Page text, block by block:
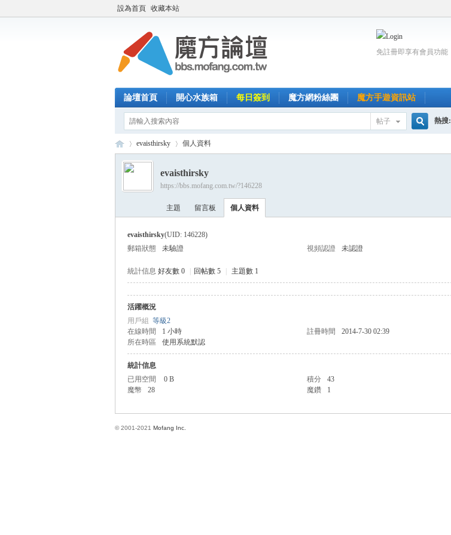
設為首頁 收藏本站
免註冊即享有會員功能
論壇首頁 開心水族箱 每日簽到 魔方網粉絲團 魔方手遊資訊站
帖子 熱搜:
›
evaisthirsky 個人資料
evaisthirsky
https://bbs.mofang.com.tw/?146228
主題 留言板 個人資料
evaisthirsky(UID: 146228)
郵箱狀態
未驗證 視頻認證 未認證
統計信息 好友數 0 回帖數 5 主題數 1
活躍概況
用戶組 等級2
在線時間
1 小時 註冊時間 2014-7-30 02:39
所在時區
使用系統默認
統計信息
已用空間
0 B 積分 43
魔幣
28 魔鑽 1
© 2001-2021 Mofang Inc.